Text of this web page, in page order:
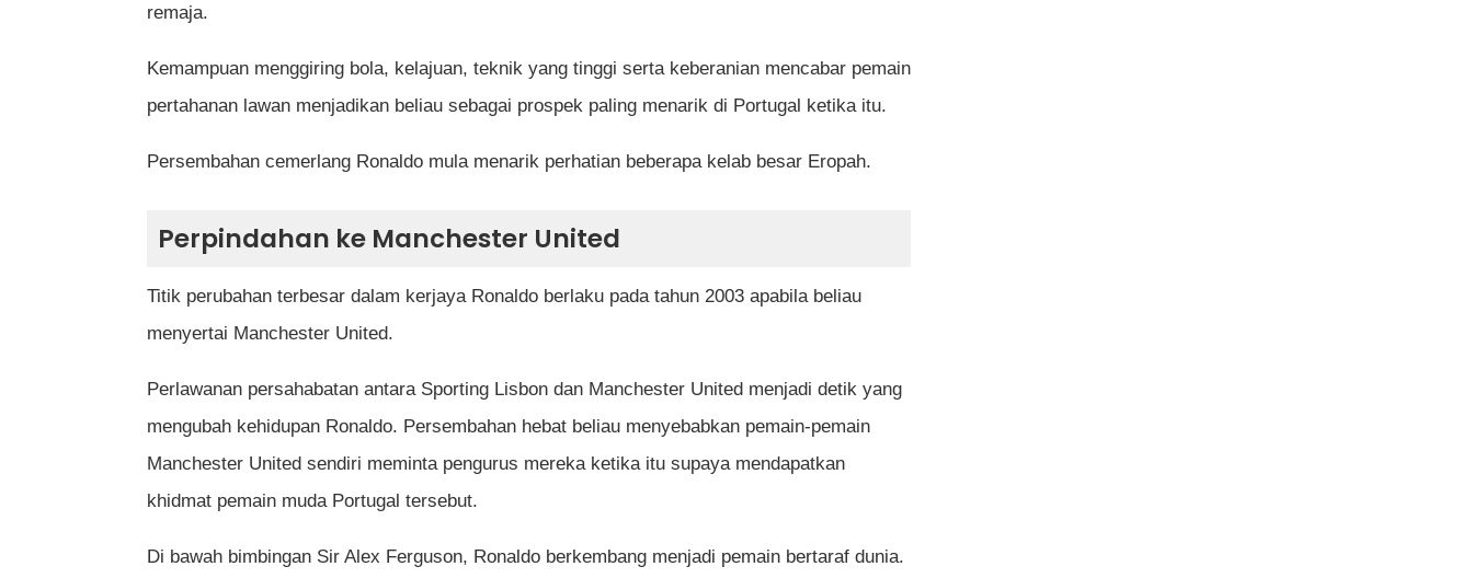
remaja.
Kemampuan menggiring bola, kelajuan, teknik yang tinggi serta keberanian mencabar pemain
pertahanan lawan menjadikan beliau sebagai prospek paling menarik di Portugal ketika itu.
Persembahan cemerlang Ronaldo mula menarik perhatian beberapa kelab besar Eropah.
Perpindahan ke Manchester United
Titik perubahan terbesar dalam kerjaya Ronaldo berlaku pada tahun 2003 apabila beliau
menyertai Manchester United.
Perlawanan persahabatan antara Sporting Lisbon dan Manchester United menjadi detik yang
mengubah kehidupan Ronaldo. Persembahan hebat beliau menyebabkan pemain-pemain
Manchester United sendiri meminta pengurus mereka ketika itu supaya mendapatkan
khidmat pemain muda Portugal tersebut.
Di bawah bimbingan Sir Alex Ferguson, Ronaldo berkembang menjadi pemain bertaraf dunia.